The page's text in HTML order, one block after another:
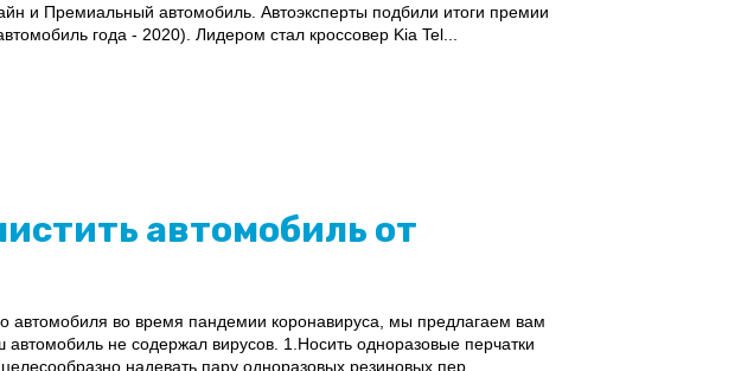
и Премиальный автомобиль. Автоэксперты подбили итоги премии
года - 2020). Лидером стал кроссовер Kia Tel...
автомобиль от
автомобиля во время пандемии коронавируса, мы предлагаем вам
автомобиль не содержал вирусов. 1.Носить одноразовые перчатки
надевать пару одноразовых резиновых пер...